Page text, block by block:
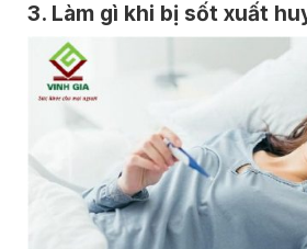
3. Làm gì khi bị sốt xuất